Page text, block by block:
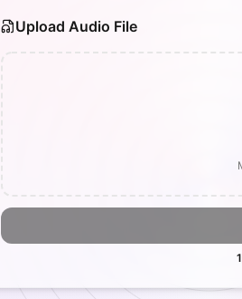
Upload Audio File